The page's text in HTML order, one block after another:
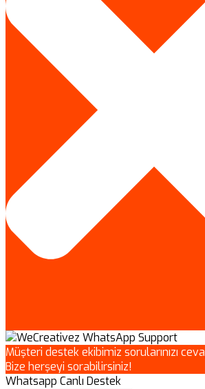
Müşteri destek ekibimiz sorularınızı
Bize herşeyi sorabilirsiniz!
Whatsapp Canlı Destek